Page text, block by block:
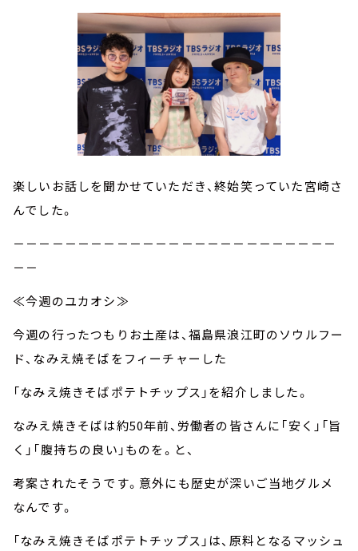
楽しいお話しを聞かせていただき、終始笑っていた宮崎さ
んでした。
－－－－－－－－－－－－－－－－－－－－－－－－－
－－
≪今週のユカオシ≫
今週の行ったつもりお土産は、福島県浪江町のソウルフー
ド、なみえ焼そばをフィーチャーした
「なみえ焼きそばポテトチップス」を紹介しました。
なみえ焼きそばは約50年前、労働者の皆さんに「安く」「旨
く」「腹持ちの良い」ものを。と、
考案されたそうです。意外にも歴史が深いご当地グルメ
なんです。
「なみえ焼きそばポテトチップス」は、原料となるマッシュ